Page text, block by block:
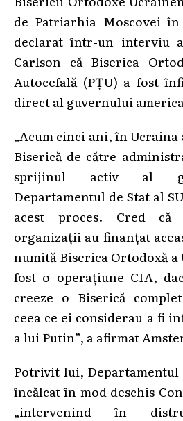
de Patriarhia Moscovei
declarat într-un interviu
Carlson că Biserica
Autocefală (PȚU) a fost
direct al guvernului
„Acum cinci ani, în Ucraina
Biserică de către
sprijinul activ al
Departamentul de Stat al
acest proces. Cred că
organizații au finanțat
numită Biserica Ortodoxă
fost o operațiune CIA,
creeze o Biserică
ceea ce ei considerau a fi
a lui Putin”, a afirmat
Potrivit lui, Departamentul
încălcat în mod deschis
„intervenind în